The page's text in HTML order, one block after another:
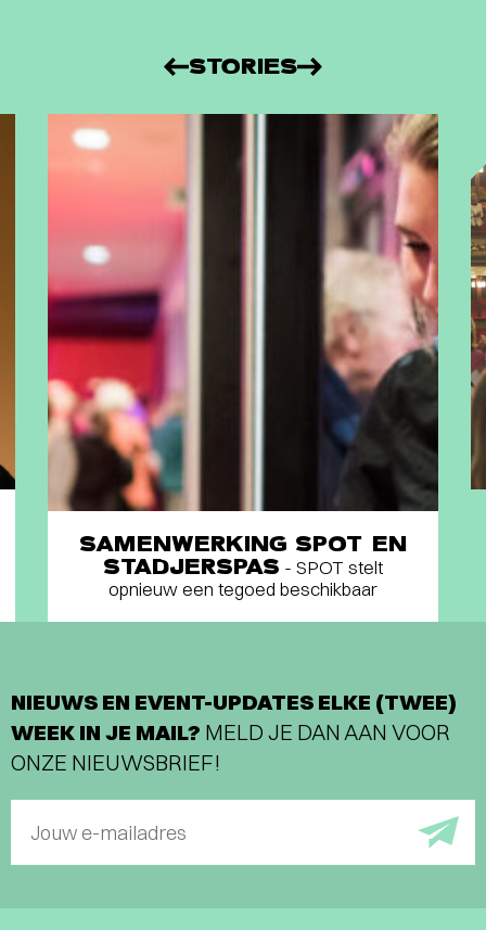
STORIES
SAMENWERKING SPOT EN
STADJERSPAS - SPOT stelt
opnieuw een tegoed beschikbaar
NIEUWS EN EVENT-UPDATES ELKE (TWEE)
WEEK IN JE MAIL? MELD JE DAN AAN VOOR
ONZE NIEUWSBRIEF!
Jouw e-mailadres